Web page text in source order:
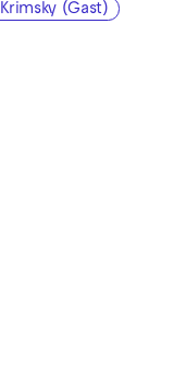
(Gast)